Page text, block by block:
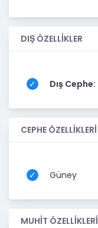
DIŞ ÖZELLİKLER
Dış Cephe:
CEPHE ÖZELLİKLERİ
Güney
MUHİT ÖZELLİKLERİ